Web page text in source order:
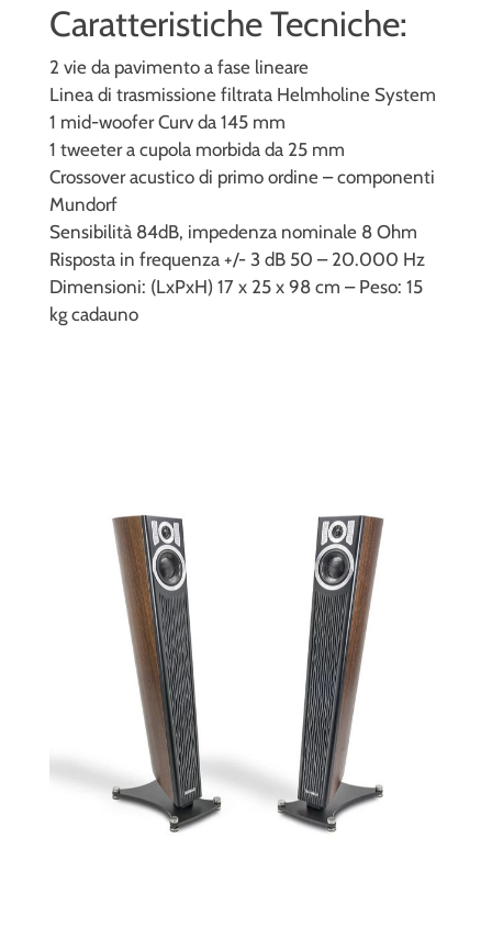
Caratteristiche Tecniche:
2 vie da pavimento a fase lineare
Linea di trasmissione filtrata Helmholine System
1 mid-woofer Curv da 145 mm
1 tweeter a cupola morbida da 25 mm
Crossover acustico di primo ordine – componenti
Mundorf
Sensibilità 84dB, impedenza nominale 8 Ohm
Risposta in frequenza +/- 3 dB 50 – 20.000 Hz
Dimensioni: (LxPxH) 17 x 25 x 98 cm – Peso: 15
kg cadauno